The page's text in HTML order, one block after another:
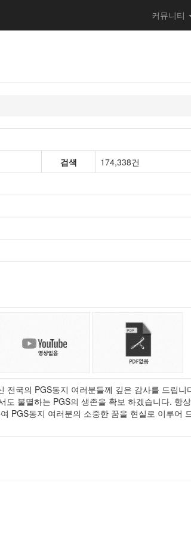
커뮤니티
검색
174,338건
국의 PGS동지 여러분들께 깊은 감사를 드립니
불멸하는 PGS의 생존을 확보 하겠습니다. 항
PGS동지 여러분의 소중한 꿈을 현실로 이루어